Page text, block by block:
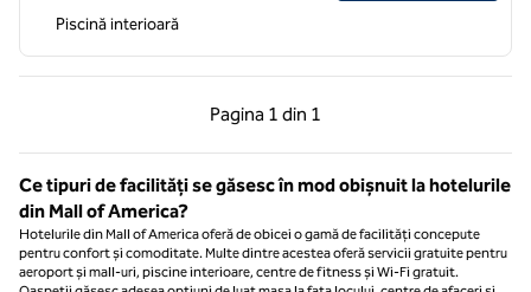
Piscină interioară
Pagina 1 din 1
Pagina anterioară, 1 din 1
Pagina 1 din 1
Ce tipuri de facilități se găsesc în mod obișnuit la hotelurile
din Mall of America?
Hotelurile din Mall of America oferă de obicei o gamă de facilități concepute
pentru confort și comoditate. Multe dintre acestea oferă servicii gratuite pentru
aeroport și mall-uri, piscine interioare, centre de fitness și Wi-Fi gratuit.